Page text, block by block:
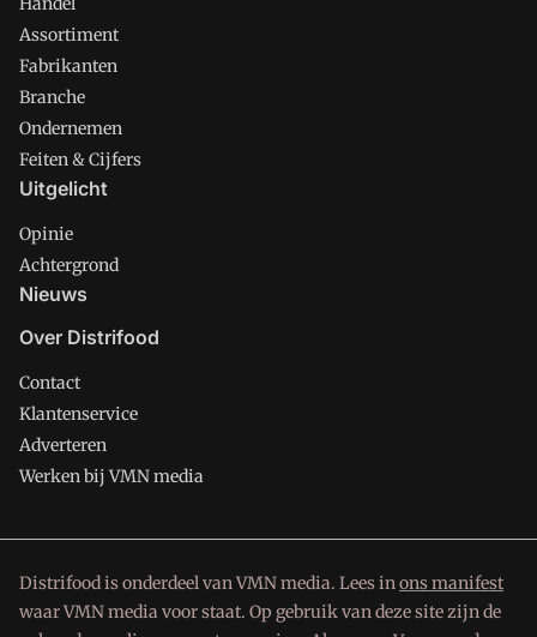
Assortiment
Fabrikanten
Branche
Ondernemen
Feiten & Cijfers
Uitgelicht
Opinie
Achtergrond
Nieuws
Over Distrifood
Contact
Klantenservice
Adverteren
Werken bij VMN media
Distrifood is onderdeel van VMN media. Lees inons manifest
waar VMN media voor staat. Op gebruik van deze site zijn de